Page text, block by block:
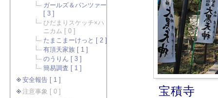
宝積寺
ガールズ＆パンツァー
[ 3 ]
ひだまりスケッチ×ハ
ニカム [ 0 ]
たまこまーけっと [ 2 ]
有頂天家族 [ 1 ]
のうりん [ 3 ]
簡易調査 [ 1 ]
安全報告 [ 1 ]
注意事象 [ 0 ]